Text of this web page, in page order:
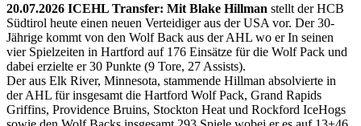
20.07.2026 ICEHL Transfer: Mit Blake Hillman stellt der HCB
Südtirol heute einen neuen Verteidiger aus der USA vor. Der 30-
Jährige kommt von den Wolf Back aus der AHL wo er In seinen
vier Spielzeiten in Hartford auf 176 Einsätze für die Wolf Pack und
dabei erzielte er 30 Punkte (9 Tore, 27 Assists).
Der aus Elk River, Minnesota, stammende Hillman absolvierte in
der AHL für insgesamt die Hartford Wolf Pack, Grand Rapids
Griffins, Providence Bruins, Stockton Heat und Rockford IceHogs